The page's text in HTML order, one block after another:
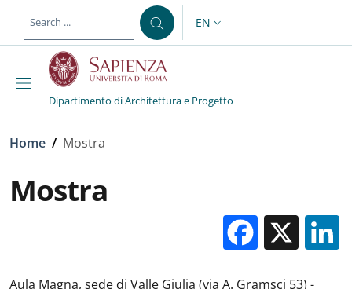
LANGUAGE SWITCHER:
EN
Dipartimento di Architettura e Progetto
Breadcrumb
Home / Mostra
Mostra
X
Aula Magna, sede di Valle Giulia (via A. Gramsci 53) -